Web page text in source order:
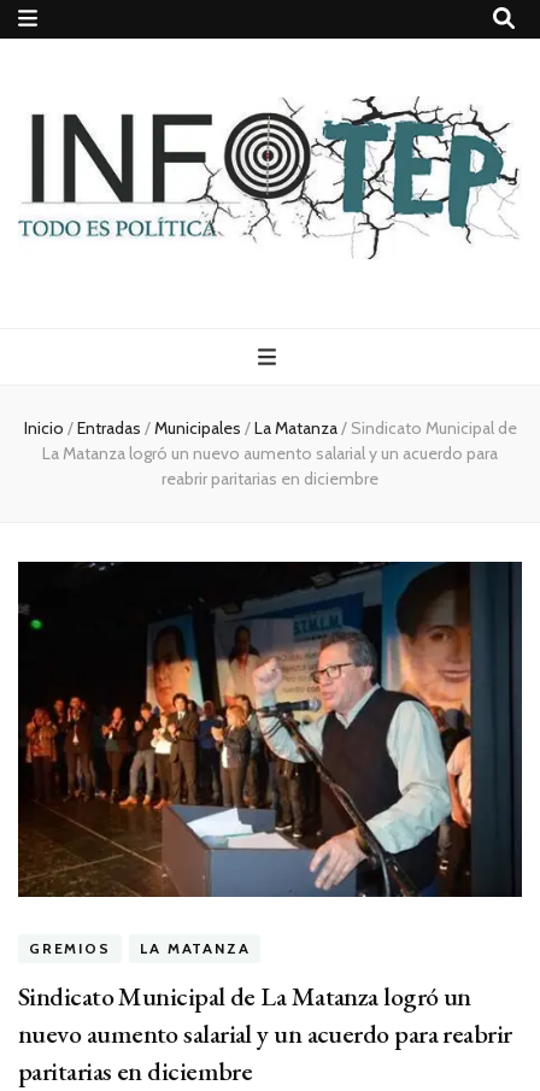
Todo es
(rosca)
política
Inicio /Entradas /Municipales /La Matanza/ Sindicato Municipal de
La Matanza logró un nuevo aumento salarial y un acuerdo para
reabrir paritarias en diciembre
GREMIOS LA MATANZA
Sindicato Municipal de La Matanza logró un
nuevo aumento salarial y un acuerdo para reabrir
paritarias en diciembre